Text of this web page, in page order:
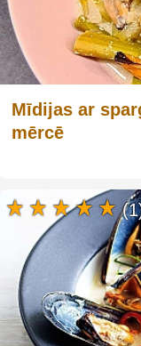
Mīdijas ar
mērcē